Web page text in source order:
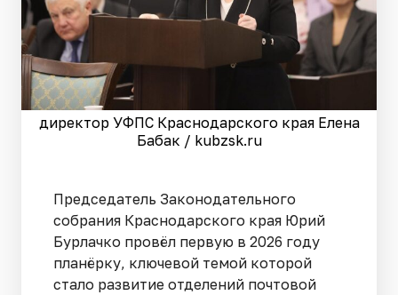
директор УФПС Краснодарского края Елена
Бабак / kubzsk.ru
Председатель Законодательного
собрания Краснодарского края Юрий
Бурлачко провёл первую в 2026 году
планёрку, ключевой темой которой
стало развитие отделений почтовой